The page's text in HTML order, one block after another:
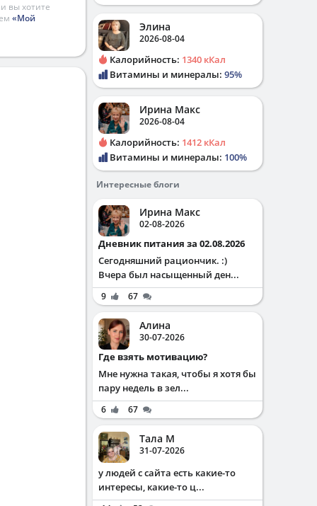
вы хотите
«Мой
Элина
2026-08-04
Калорийность: 1340 кКал
Витамины и минералы: 95%
Ирина Макс
2026-08-04
Калорийность: 1412 кКал
Витамины и минералы: 100%
Интересные блоги
Ирина Макс
02-08-2026
Дневник питания за 02.08.2026
Сегодняшний рациончик. :)
Вчера был насыщенный ден...
9 67
Алина
30-07-2026
Где взять мотивацию?
Мне нужна такая, чтобы я хотя бы
пару недель в зел...
6 67
Тала М
31-07-2026
у людей с сайта есть какие-то
интересы, какие-то ц...